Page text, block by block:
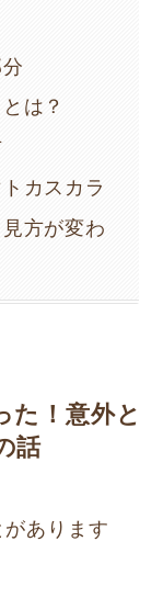
は？
カスカラ
方が変わ
た！意外と
話
あります